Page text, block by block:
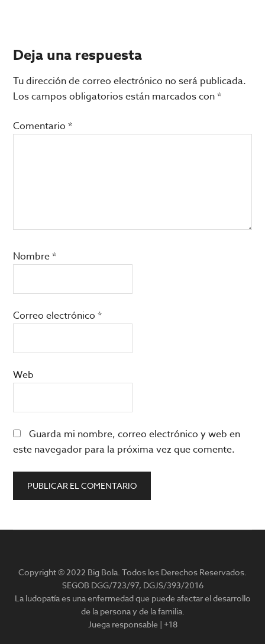
Interacciones
con
los
lectores
Deja una respuesta
Tu dirección de correo electrónico no será publicada.
Los campos obligatorios están marcados con*
Comentario*
Nombre*
Correo electrónico*
Web
Guarda mi nombre, correo electrónico y web en
este navegador para la próxima vez que comente.
principal
Copyright © 2022 Big Bola. Todos los Derechos Reservados.
SEGOB DGG/723/97, DGJS/393/2016
La ludopatía es una enfermedad que puede afectar el desarrollo
de la persona y de la familia.
Juega responsable | +18